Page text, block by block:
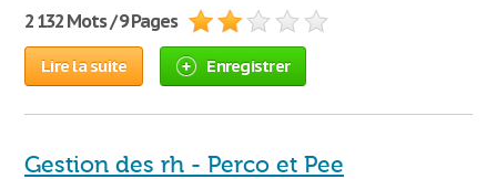
2 132 Mots / 9 Pages
Lire la suite Enregistrer
Gestion des rh - Perco et Pee